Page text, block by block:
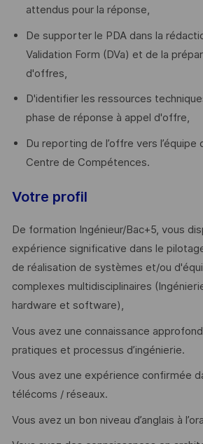
attendus pour la réponse,
De supporter le PDA dans la
Validation Form (DVa) et de la
d'offres,
D'identifier les ressources
phase de réponse à appel d'offre,
Du reporting de l’offre vers l’équipe
Centre de Compétences.
Votre profil
De formation Ingénieur/Bac+5, vous
expérience significative dans le
de réalisation de systèmes et/ou
complexes multidisciplinaires
hardware et software),
Vous avez une connaissance
pratiques et processus d’ingénierie.
Vous avez une expérience confirmée
télécoms / réseaux.
Vous avez un bon niveau d’anglais à